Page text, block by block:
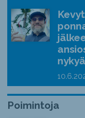
Poimintoja